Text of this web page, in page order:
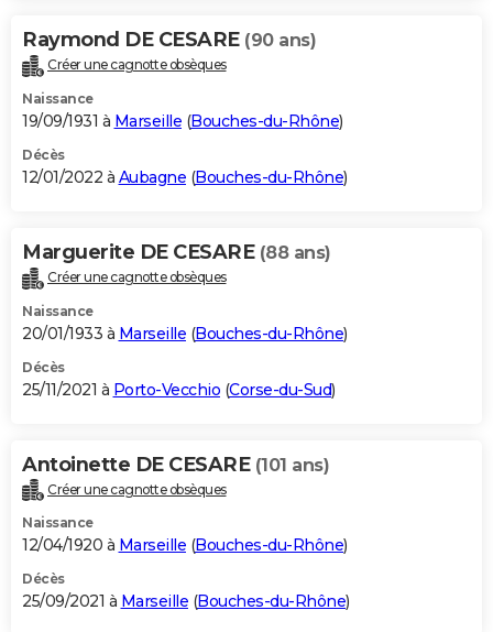
Raymond DE CESARE (90 ans)
Créer une cagnotte obsèques
Naissance
19/09/1931 à Marseille (Bouches-du-Rhône)
Décès
12/01/2022 à Aubagne (Bouches-du-Rhône)
Marguerite DE CESARE (88 ans)
Créer une cagnotte obsèques
Naissance
20/01/1933 à Marseille (Bouches-du-Rhône)
Décès
25/11/2021 à Porto-Vecchio (Corse-du-Sud)
Antoinette DE CESARE (101 ans)
Créer une cagnotte obsèques
Naissance
12/04/1920 à Marseille (Bouches-du-Rhône)
Décès
25/09/2021 à Marseille (Bouches-du-Rhône)